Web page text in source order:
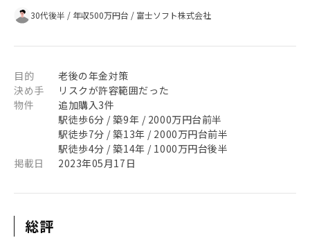
30代後半 / 年収500万円台 / 富士ソフト株式会社
目的
老後の年金対策
決め手
リスクが許容範囲だった
物件
追加購入3件
駅徒歩6分 / 築9年 / 2000万円台前半
駅徒歩7分 / 築13年 / 2000万円台前半
駅徒歩4分 / 築14年 / 1000万円台後半
掲載日
2023年05月17日
総評